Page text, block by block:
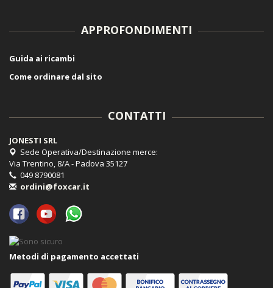
APPROFONDIMENTI
Guida ai ricambi
Come ordinare dal sito
CONTATTI
JONESTI SRL
Sede Operativa/Destinazione merce:
Via Trentino, 8/A - Padova 35127
049 8790081
ordini@foxcar.it
Metodi di pagamento accettati